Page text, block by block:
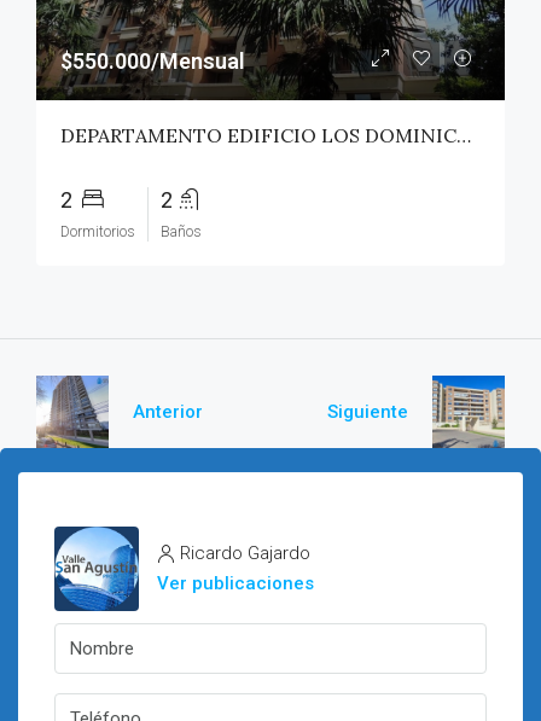
$550.000/Mensual
DEPARTAMENTO EDIFICIO LOS DOMINICOS – TALCA
2
Dormitorios
2
Baños
Anterior Siguiente
Ricardo Gajardo
Ver publicaciones